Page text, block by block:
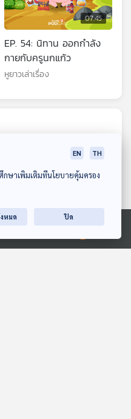
ประเทศไทย
07:45
EP. 54: นิทาน ออกกำลัง
กายกับครูนกแก้ว
หูยาวเล่าเรื่อง
EN TH
กษาเพิ่มเติมที่นโยบายคุ้มครอง
หมด ปิด